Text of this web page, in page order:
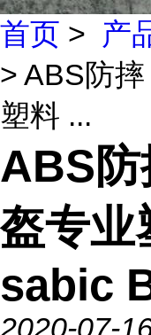
首页 > 产
> ABS防
塑料 ...
ABS防
盔专业
sabic
2020-07-